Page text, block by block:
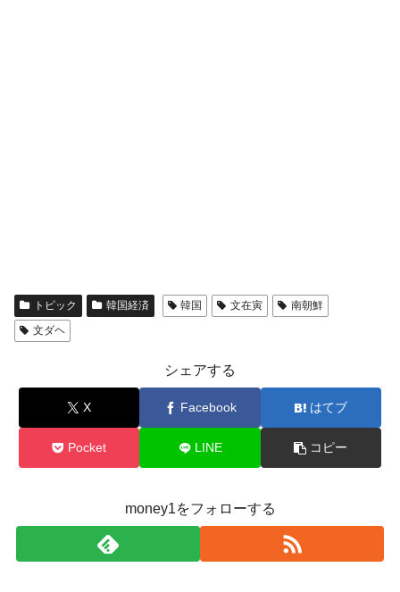
トピック 韓国経済 韓国 文在寅
南朝鮮
文ダヘ
シェアする
X Facebook はてブ
Pocket LINE コピー
money1をフォローする